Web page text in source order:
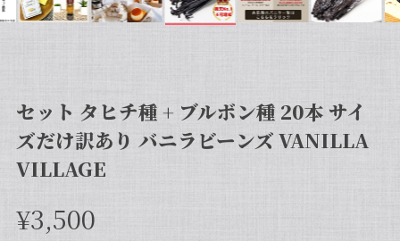
セット タヒチ種 + ブルボン種 20本 サイ
ズだけ訳あり バニラビーンズ VANILLA
VILLAGE
¥3,500